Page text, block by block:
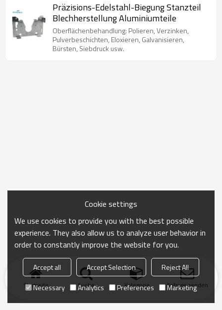
Präzisions-Edelstahl-Biegung Stanzteil
Blechherstellung Aluminiumteile
Oberflächenbehandlung: Polieren, Verzinken,
Pulverbeschichten, Eloxieren, Galvanisieren,
Bürsten, Siebdruck usw.
Startseite Suche Kategorie Anfrage senden
Cookie settings
We use cookies to provide you with the best possible
experience. They also allow us to analyze user behavior in
order to constantly improve the website for you.
Accept all Accept Selection
Reject All
Necessary
Analytics Preferences Marketing